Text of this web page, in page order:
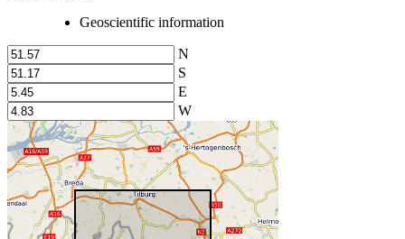
Geoscientific information
N
S
E
W